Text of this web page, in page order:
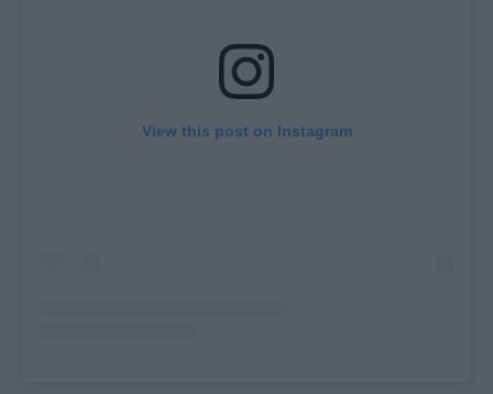
View this post on Instagram